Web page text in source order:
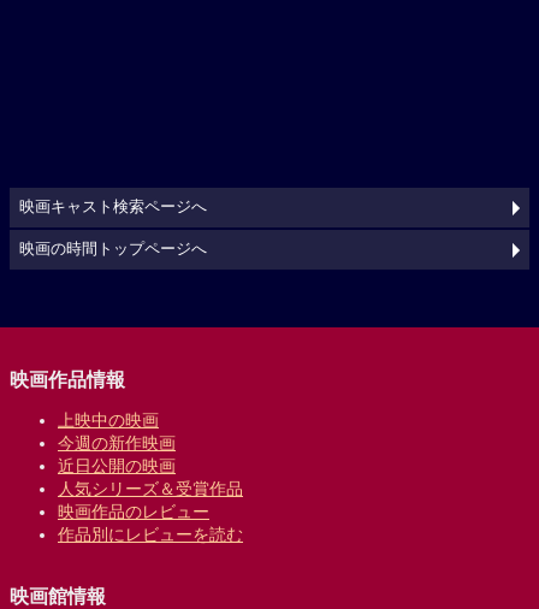
映画キャスト検索ページへ
映画の時間トップページへ
映画作品情報
上映中の映画
今週の新作映画
近日公開の映画
人気シリーズ＆受賞作品
映画作品のレビュー
作品別にレビューを読む
映画館情報